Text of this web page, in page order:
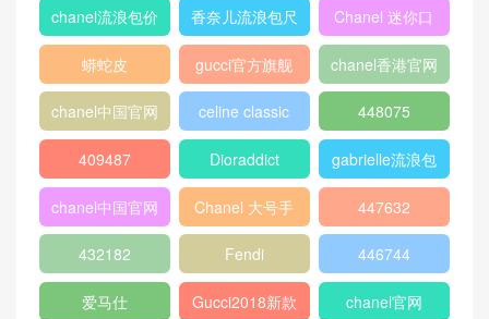
chanel流浪包价
格
香奈儿流浪包尺
寸
Chanel 迷你口
盖包
蟒蛇皮
gucci官方旗舰
店
chanel香港官网
chanel中国官网
celine classic
box
448075
409487 Dioraddict gabrielle流浪包
chanel中国官网
包
Chanel 大号手
提包
447632
432182 Fendi 446744
爱马仕
Gucci2018新款
chanel官网